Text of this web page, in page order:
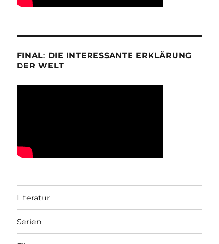
FINAL: DIE INTERESSANTE ERKLÄRUNG
DER WELT
Literatur
Serien